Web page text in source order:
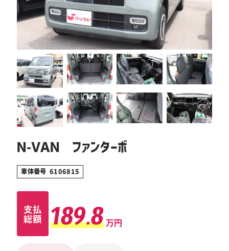
Ｎ-ＶＡＮ ファンターボ
車体番号 6106815
支払
総額 189.8 万円